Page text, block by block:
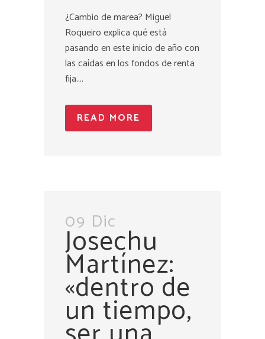
¿Cambio de marea? Miguel
Roqueiro explica qué está
pasando en este inicio de año con
las caídas en los fondos de renta
fija....
READ MORE
09 Dic
Josechu
Martínez:
«dentro de
un tiempo,